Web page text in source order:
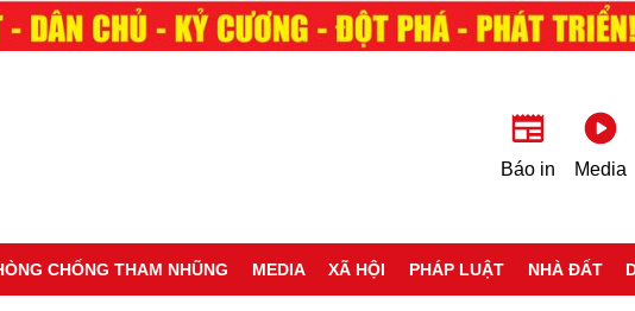
Báo in Media
CHỐNG THAM NHŨNG MEDIA XÃ HỘI PHÁP LUẬT NHÀ ĐẤT